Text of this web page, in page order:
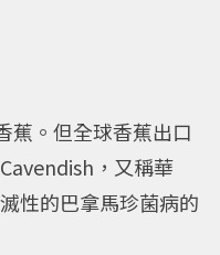
蕉。但全球香蕉出口
，又稱華
性的巴拿馬珍菌病的